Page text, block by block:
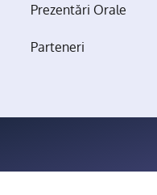
Prezentări Orale
Parteneri